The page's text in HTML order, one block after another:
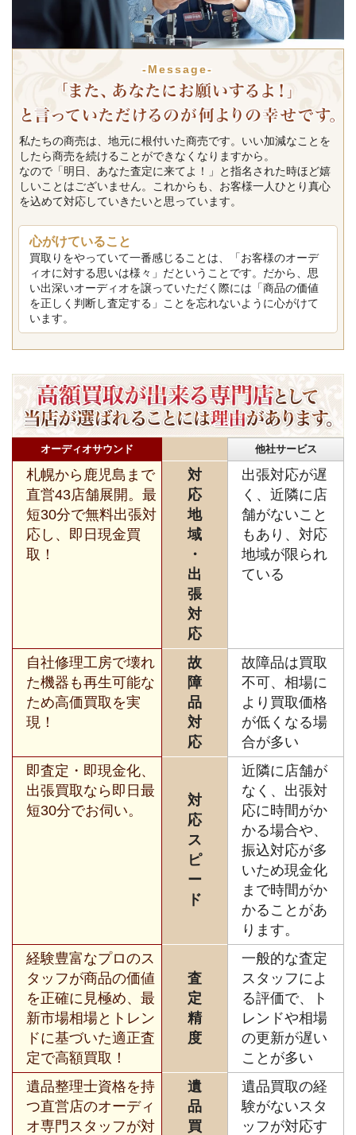
-Message-
私たちの商売は、地元に根付いた商売です。いい加減なことを
したら商売を続けることができなくなりますから。
なので「明日、あなた査定に来てよ！」と指名された時ほど嬉
しいことはございません。これからも、お客様一人ひとり真心
を込めて対応していきたいと思っています。
心がけていること
買取りをやっていて一番感じることは、「お客様のオーデ
ィオに対する思いは様々」だということです。だから、思
い出深いオーディオを譲っていただく際には「商品の価値
を正しく判断し査定する」ことを忘れないように心がけて
います。
オーディオサウンド 他社サービス
札幌から鹿児島まで
直営43店舗展開。最
短30分で無料出張対
応し、即日現金買
取！
対
応
地
域
・
出
張
対
応
出張対応が遅
く、近隣に店
舗がないこと
もあり、対応
地域が限られ
ている
自社修理工房で壊れ
た機器も再生可能な
ため高価買取を実
現！
故
障
品
対
応
故障品は買取
不可、相場に
より買取価格
が低くなる場
合が多い
即査定・即現金化、
出張買取なら即日最
短30分でお伺い。
対
応
ス
ピ
ー
ド
近隣に店舗が
なく、出張対
応に時間がか
かる場合や、
振込対応が多
いため現金化
まで時間がか
かることがあ
ります。
経験豊富なプロのス
タッフが商品の価値
を正確に見極め、最
新市場相場とトレン
ドに基づいた適正査
定で高額買取！
査
定
精
度
一般的な査定
スタッフによ
る評価で、ト
レンドや相場
の更新が遅い
ことが多い
遺品整理士資格を持
つ直営店のオーディ
オ専門スタッフが対
遺
品
買
遺品買取の経
験がないスタ
ッフが対応す